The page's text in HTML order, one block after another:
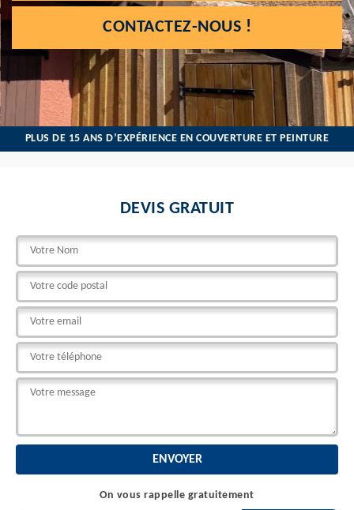
CONTACTEZ-NOUS !
PLUS DE 15 ANS D’EXPÉRIENCE EN COUVERTURE ET PEINTURE
DEVIS GRATUIT
On vous rappelle gratuitement